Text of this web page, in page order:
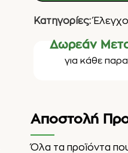
Κατηγορίες:
Δωρεάν
για κάθε
Αποστολή
Όλα τα προϊόντα